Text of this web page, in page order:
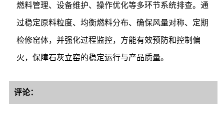
燃料管理、设备维护、操作优化等多环节系统排查。通
过稳定原料粒度、均衡燃料分布、确保风量对称、定期
检修窑体，并强化过程监控，方能有效预防和控制偏
火，保障石灰立窑的稳定运行与产品质量。
评论：